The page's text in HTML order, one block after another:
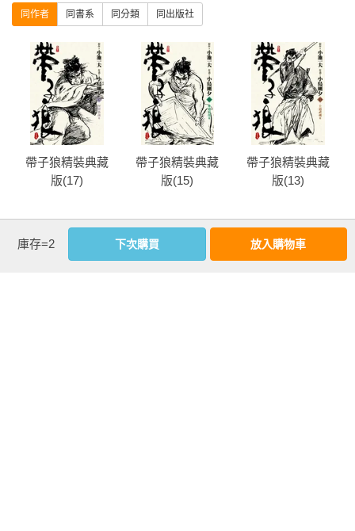
同作者 同書系 同分類 同出版社
帶子狼精裝典藏
版(17)
帶子狼精裝典藏
版(15)
帶子狼精裝典藏
版(13)
more
庫存=2 下次購買 放入購物車